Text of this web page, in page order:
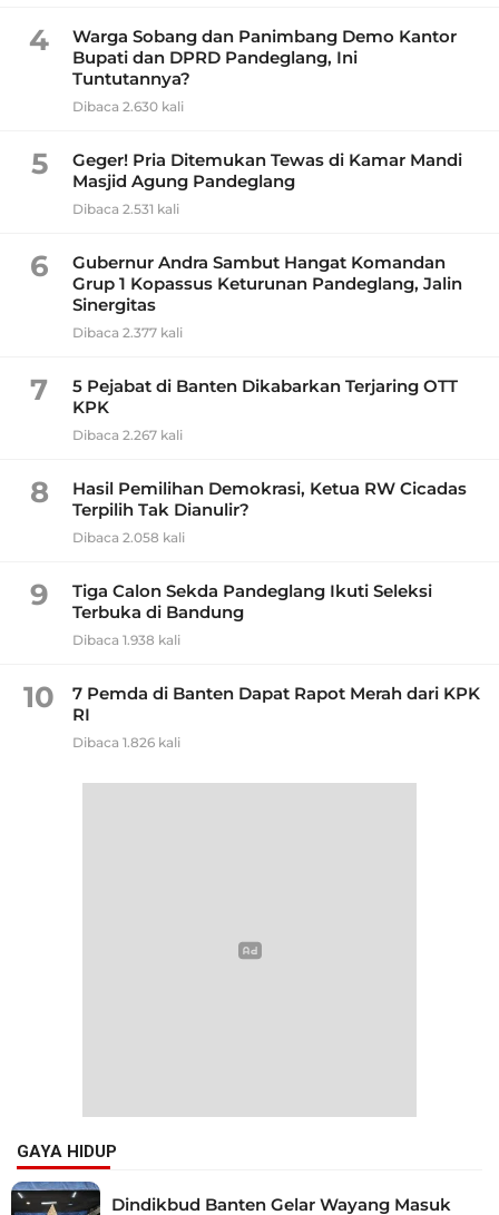
4
Warga Sobang dan Panimbang Demo Kantor
Bupati dan DPRD Pandeglang, Ini
Tuntutannya?
Dibaca 2.630 kali
5
Geger! Pria Ditemukan Tewas di Kamar Mandi
Masjid Agung Pandeglang
Dibaca 2.531 kali
6
Gubernur Andra Sambut Hangat Komandan
Grup 1 Kopassus Keturunan Pandeglang, Jalin
Sinergitas
Dibaca 2.377 kali
7
5 Pejabat di Banten Dikabarkan Terjaring OTT
KPK
Dibaca 2.267 kali
8
Hasil Pemilihan Demokrasi, Ketua RW Cicadas
Terpilih Tak Dianulir?
Dibaca 2.058 kali
9
Tiga Calon Sekda Pandeglang Ikuti Seleksi
Terbuka di Bandung
Dibaca 1.938 kali
10
7 Pemda di Banten Dapat Rapot Merah dari KPK
RI
Dibaca 1.826 kali
GAYA HIDUP
Dindikbud Banten Gelar Wayang Masuk